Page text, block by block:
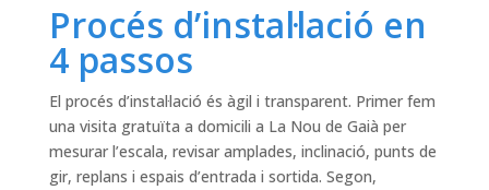
Procés d’instal·lació en
4 passos
El procés d’instal·lació és àgil i transparent. Primer fem
una visita gratuïta a domicili a La Nou de Gaià per
mesurar l’escala, revisar amplades, inclinació, punts de
gir, replans i espais d’entrada i sortida. Segon,